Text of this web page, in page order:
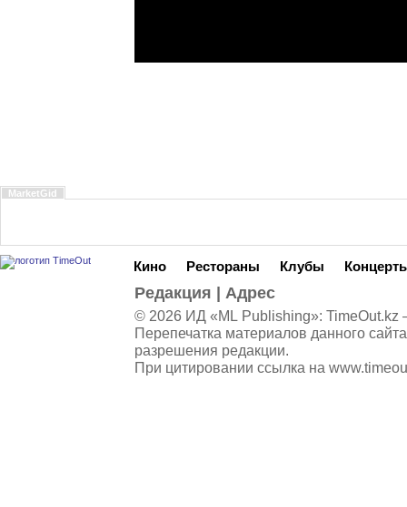
MarketGid
Кино Рестораны Клубы
Редакция Адрес
© 2026 ИД «ML Publishing»: TimeOut.kz
Перепечатка материалов данного
разрешения редакции.
При цитировании ссылка на